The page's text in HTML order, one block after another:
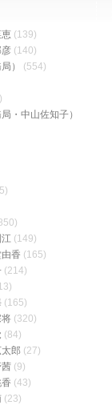
(139)
(140)
）
(554)
・中山佐知子）
(149)
香 (165)
(214)
(165)
(320)
(84)
郎 (27)
(9)
(43)
(23)